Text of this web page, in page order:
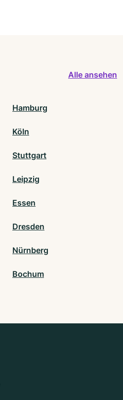
Alle ansehen
Hamburg
Köln
Stuttgart
Leipzig
Essen
Dresden
Nürnberg
Bochum